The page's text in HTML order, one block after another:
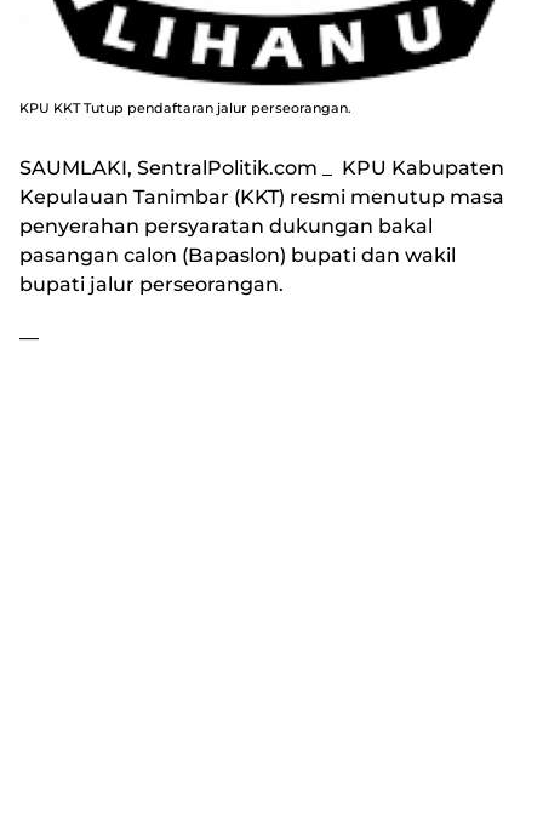
KPU KKT Tutup pendaftaran jalur perseorangan.
SAUMLAKI, SentralPolitik.com _ KPU Kabupaten
Kepulauan Tanimbar (KKT) resmi menutup masa
penyerahan persyaratan dukungan bakal
pasangan calon (Bapaslon) bupati dan wakil
bupati jalur perseorangan.
—